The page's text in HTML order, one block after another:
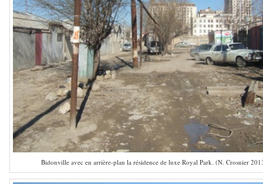
Bidonville avec en arrière-plan la résidence de luxe Royal Park. (N. Crosnier